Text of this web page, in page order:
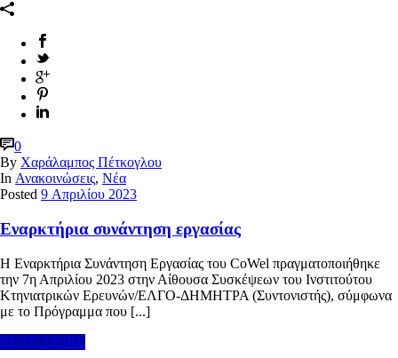
0
By Χαράλαμπος Πέτκογλου
In Ανακοινώσεις, Νέα
Posted 9 Απριλίου 2023
Εναρκτήρια συνάντηση εργασίας
Η Εναρκτήρια Συνάντηση Εργασίας του CoWel πραγματοποιήθηκε
την 7η Απριλίου 2023 στην Αίθουσα Συσκέψεων του Ινστιτούτου
Κτηνιατρικών Ερευνών/ΕΛΓΟ-ΔΗΜΗΤΡΑ (Συντονιστής), σύμφωνα
με το Πρόγραμμα που [...]
READ MORE